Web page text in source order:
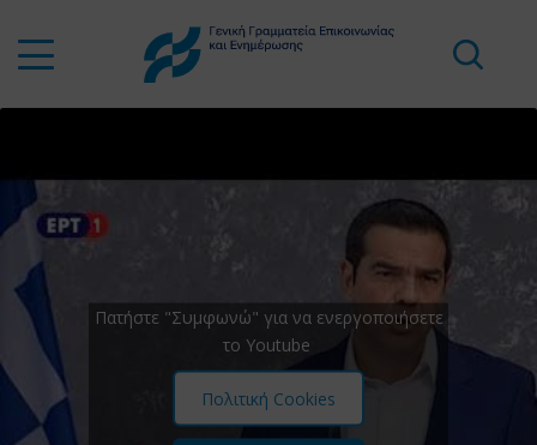
Πατήστε "Συμφωνώ" για να ενεργοποιήσετε
το Youtube
Πολιτική Cookies